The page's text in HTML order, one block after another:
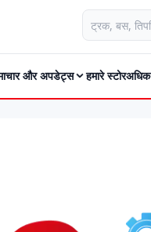
और अपडेट्स हमारे स्टोरअधिक